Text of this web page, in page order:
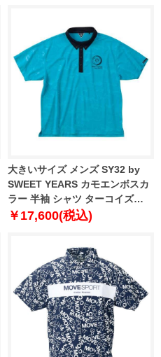
大きいサイズ メンズ SY32 by
SWEET YEARS カモエンボスカ
ラー 半袖 シャツ ターコイズ
1278-4285-3 3L 4L 5L 6L
￥17,600(税込)